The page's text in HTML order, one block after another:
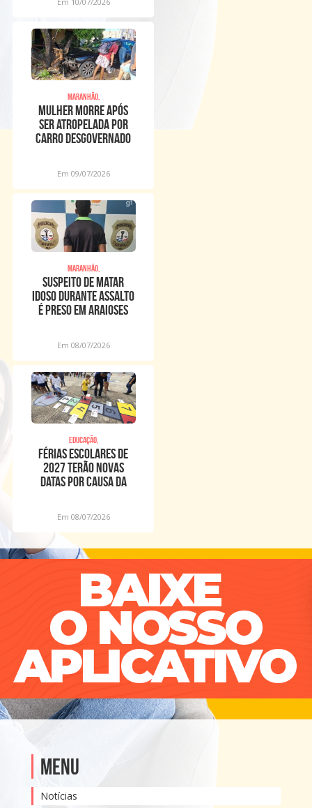
Maranhão,
Mulher morre após
ser atropelada por
carro desgovernado
Em 09/07/2026
Maranhão,
Suspeito de matar
idoso durante assalto
é preso em Araioses
Em 08/07/2026
Educação,
Férias escolares de
2027 terão novas
datas por causa da
Em 08/07/2026
Menu
Notícias